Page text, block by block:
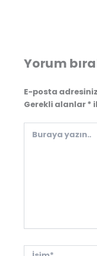
Yorum
E-posta
Gerekli alanlar*
yazın..
İsim*